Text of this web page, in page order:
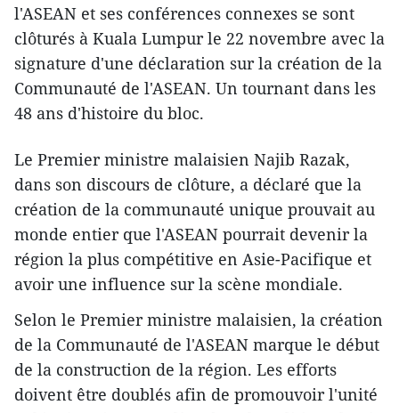
l'ASEAN et ses conférences connexes se sont
clôturés à Kuala Lumpur le 22 novembre avec la
signature d'une déclaration sur la création de la
Communauté de l'ASEAN. Un tournant dans les
48 ans d'histoire du bloc.
Le Premier ministre malaisien Najib Razak,
dans son discours de clôture, a déclaré que la
création de la communauté unique prouvait ​au
monde entier que l'ASEAN pourrait devenir la
région la plus compétitive en Asie-Pacifique et
avoir une influence sur la scène mondiale.
Selon le Premier ministre malaisien, la création
de la Communauté de l'ASEAN ​marque le début
de la construction de la région. Les efforts
doivent être doublés afin de promouvoir l'unité